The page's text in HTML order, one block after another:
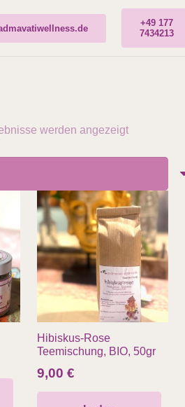
+49 177
7434213
werden angezeigt
Hibiskus-Rose
Teemischung, BIO, 50gr
9,00 €